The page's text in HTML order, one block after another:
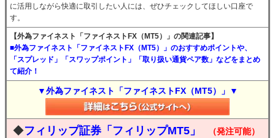
に活用しながら快適に取引したい人には、ぜひチェックしてほしい口座で
す。
【外為ファイネスト「ファイネストFX（MT5）」の関連記事】
■外為ファイネスト「ファイネストFX（MT5）」のおすすめポイントや、
「スプレッド」「スワップポイント」「取り扱い通貨ペア数」などをまとめ
て紹介！
▼外為ファイネスト「ファイネストFX（MT5）」▼
◆フィリップ証券「フィリップMT5」 （発注可能）